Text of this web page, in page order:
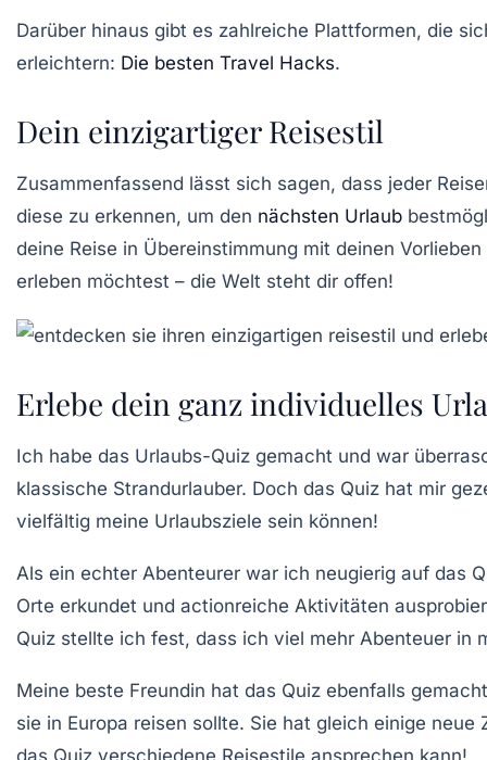
Darüber hinaus gibt es zahlreiche Plattformen, die
erleichtern: Die besten Travel Hacks.
Dein einzigartiger Reisestil
Zusammenfassend lässt sich sagen, dass jeder
diese zu erkennen, um den nächsten Urlaub
deine Reise in Übereinstimmung mit deinen
erleben möchtest – die Welt steht dir offen!
Erlebe dein ganz individuelles
Ich habe das Urlaubs-Quiz gemacht und war
klassische Strandurlauber. Doch das Quiz hat mir
vielfältig meine Urlaubsziele sein können!
Als ein echter Abenteurer war ich neugierig auf das
Orte erkundet und actionreiche Aktivitäten
Quiz stellte ich fest, dass ich viel mehr Abenteuer in
Meine beste Freundin hat das Quiz ebenfalls
sie in Europa reisen sollte. Sie hat gleich einige
das Quiz verschiedene Reisestile ansprechen kann!